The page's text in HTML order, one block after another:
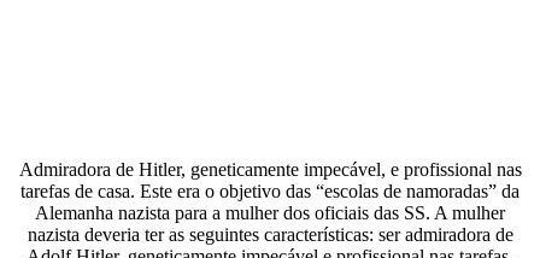
Admiradora de Hitler, geneticamente impecável, e profissional nas
tarefas de casa. Este era o objetivo das “escolas de namoradas” da
Alemanha nazista para a mulher dos oficiais das SS. A mulher
nazista deveria ter as seguintes características: ser admiradora de